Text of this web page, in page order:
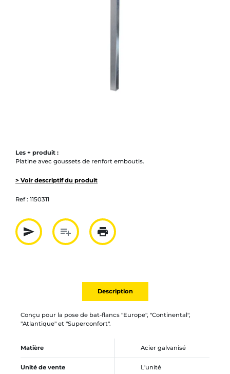
Les + produit :
Platine avec goussets de renfort emboutis.
> Voir descriptif du produit
Ref : 1150311
send
Partager par mail
playlist_add
Ajouter à la liste
print
Imprimer
Description
Conçu pour la pose de bat-flancs "Europe", "Continental",
"Atlantique" et "Superconfort".
Matière Acier galvanisé
Unité de vente L'unité